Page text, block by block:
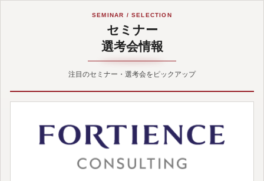
SEMINAR / SELECTION
セミナー
選考会情報
注目のセミナー・選考会をピックアップ